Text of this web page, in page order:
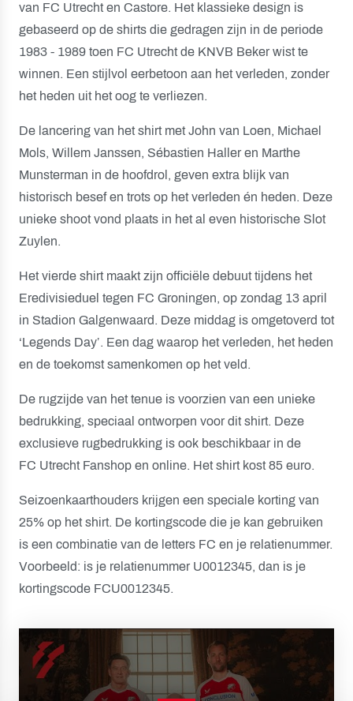
van FC Utrecht en Castore. Het klassieke design is
gebaseerd op de shirts die gedragen zijn in de periode
1983 - 1989 toen FC Utrecht de KNVB Beker wist te
winnen. Een stijlvol eerbetoon aan het verleden, zonder
het heden uit het oog te verliezen.
De lancering van het shirt met John van Loen, Michael
Mols, Willem Janssen, Sébastien Haller en Marthe
Munsterman in de hoofdrol, geven extra blijk van
historisch besef en trots op het verleden én heden. Deze
unieke shoot vond plaats in het al even historische Slot
Zuylen.
Het vierde shirt maakt zijn officiële debuut tijdens het
Eredivisieduel tegen FC Groningen, op zondag 13 april
in Stadion Galgenwaard. Deze middag is omgetoverd tot
‘Legends Day’. Een dag waarop het verleden, het heden
en de toekomst samenkomen op het veld.
De rugzijde van het tenue is voorzien van een unieke
bedrukking, speciaal ontworpen voor dit shirt. Deze
exclusieve rugbedrukking is ook beschikbaar in de
FC Utrecht Fanshop en online. Het shirt kost 85 euro.
Seizoenkaarthouders krijgen een speciale korting van
25% op het shirt. De kortingscode die je kan gebruiken
is een combinatie van de letters FC en je relatienummer.
Voorbeeld: is je relatienummer U0012345, dan is je
kortingscode FCU0012345.